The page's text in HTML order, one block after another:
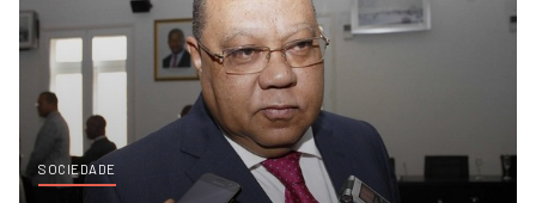
SOCIEDADE